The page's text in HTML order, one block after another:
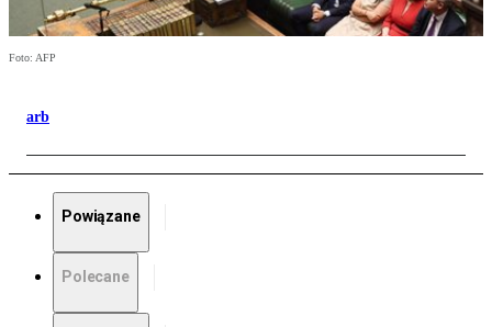
Foto: AFP
arb
Powiązane
Polecane